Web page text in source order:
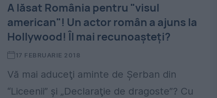
A lăsat România pentru "visul
american"! Un actor român a ajuns la
Hollywood! Îl mai recunoașteți?
17 FEBRUARIE 2018
Vă mai aduceţi aminte de Şerban din
“Liceenii” şi „Declaraţie de dragoste”? Cu